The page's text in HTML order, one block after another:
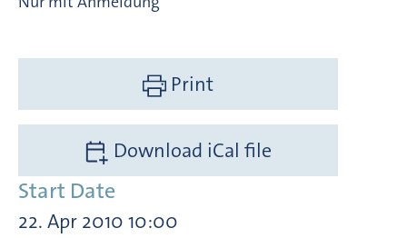
Print
Download iCal file
Start Date
22. Apr 2010 10:00